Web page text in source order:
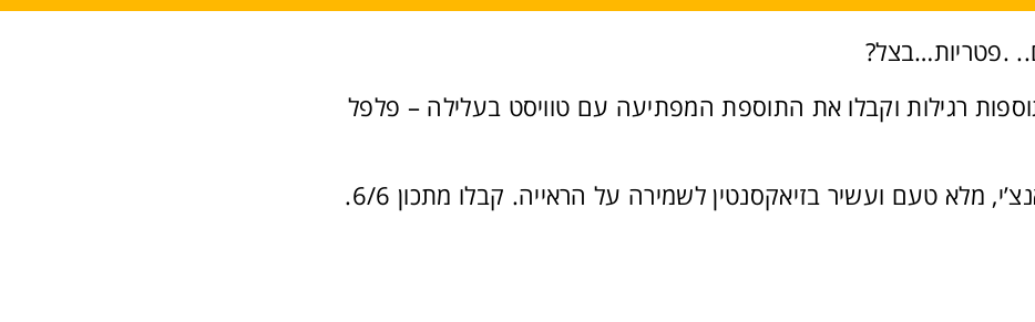
.פטריות…בצל?
רגילות וקבלו את התוספת המפתיעה עם טוויסט בעלילה – פלפל
מלא טעם ועשיר בזיאקסנטין לשמירה על הראייה. קבלו מתכון 6/6.